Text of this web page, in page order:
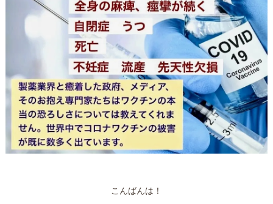
こんばんは！